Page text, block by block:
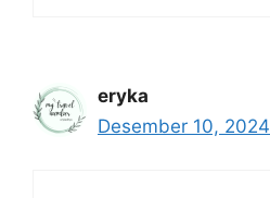
eryka
Desember 10,